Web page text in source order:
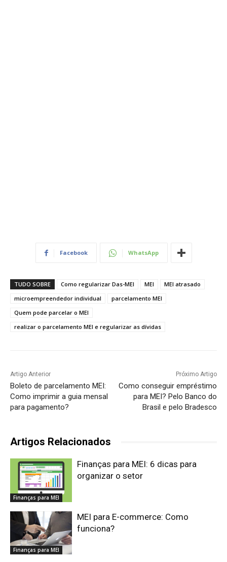
Facebook WhatsApp
TUDO SOBRE Como regularizar Das-MEI MEI
MEI atrasado
microempreendedor individual
parcelamento MEI
Quem pode parcelar o MEI
realizar o parcelamento MEI e regularizar as dívidas
Artigo Anterior
Boleto de parcelamento MEI:
Como imprimir a guia mensal
para pagamento?
Próximo Artigo
Como conseguir empréstimo
para MEI? Pelo Banco do
Brasil e pelo Bradesco
Artigos Relacionados
Finanças para MEI
Finanças para MEI: 6 dicas para
organizar o setor
Finanças para MEI
MEI para E-commerce: Como
funciona?